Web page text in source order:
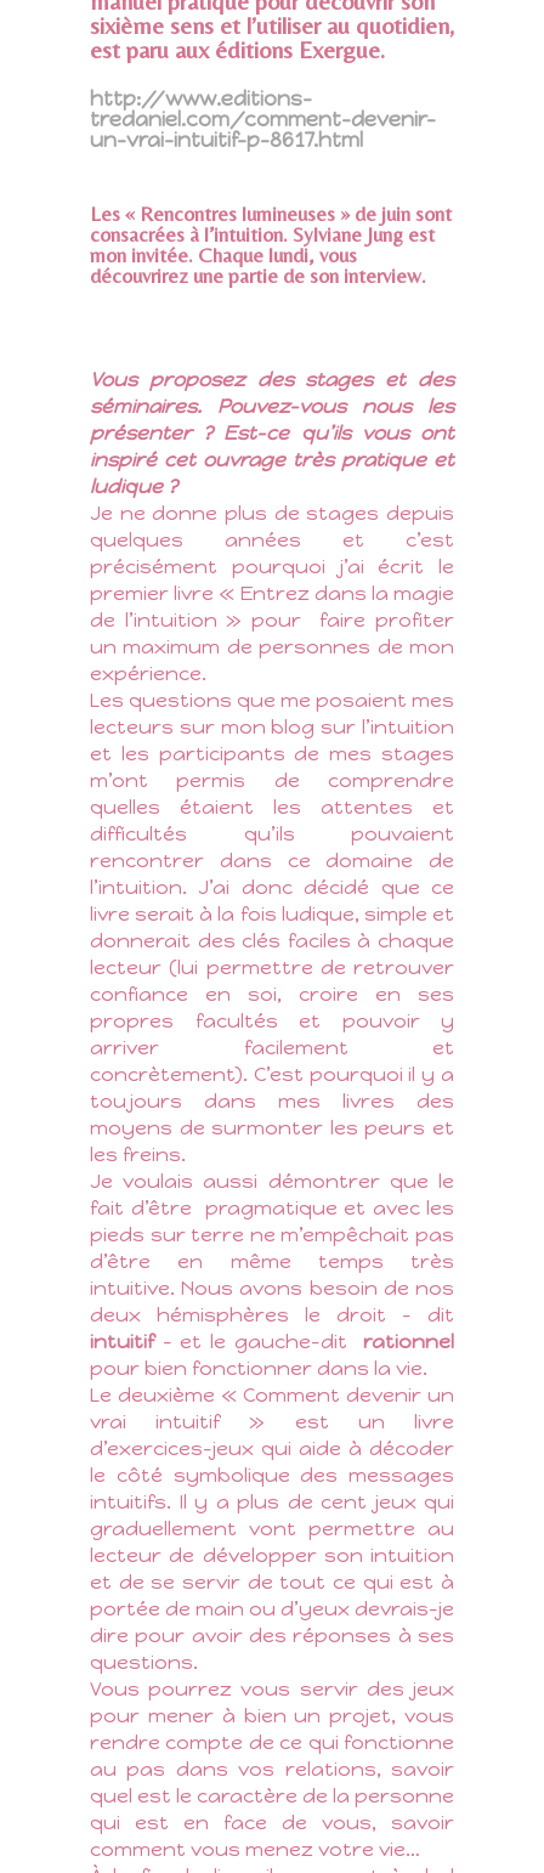
sixième sens et l’utiliser au quotidien,
est paru aux éditions Exergue.
http://www.editions-
tredaniel.com/comment-devenir-
un-vrai-intuitif-p-8617.html
Les « Rencontres lumineuses » de juin sont
consacrées à l’intuition. Sylviane Jung est
mon invitée. Chaque lundi, vous
découvrirez une partie de son interview.
Vous proposez des stages et des
séminaires. Pouvez-vous nous les
présenter ? Est-ce qu’ils vous ont
inspiré cet ouvrage très pratique et
ludique ?
Je ne donne plus de stages depuis
quelques années et c’est
précisément pourquoi j’ai écrit le
premier livre « Entrez dans la magie
de l’intuition » pour
faire profiter
un maximum de personnes de mon
expérience.
Les questions que me posaient mes
lecteurs sur mon blog sur l’intuition
et les participants de mes stages
m’ont permis de comprendre
quelles étaient les attentes et
difficultés qu’ils pouvaient
rencontrer dans ce domaine de
l’intuition. J’ai donc décidé que ce
livre serait à la fois ludique, simple et
donnerait des clés faciles à chaque
lecteur (lui permettre de retrouver
confiance en soi, croire en ses
propres facultés et pouvoir y
arriver facilement et
concrètement). C’est pourquoi il y a
toujours dans mes livres des
moyens de surmonter les peurs et
les freins.
Je voulais aussi démontrer que le
fait d’être
pragmatique et avec les
pieds sur terre ne m’empêchait pas
d’être en même temps très
intuitive. Nous avons besoin de nos
deux hémisphères le droit – dit
intuitif– et le gauche-dit
rationnel
pour bien fonctionner dans la vie.
Le deuxième « Comment devenir un
vrai intuitif » est un livre
d’exercices-jeux qui aide à décoder
le côté symbolique des messages
intuitifs. Il y a plus de cent jeux qui
graduellement vont permettre au
lecteur de développer son intuition
et de se servir de tout ce qui est à
portée de main ou d’yeux devrais-je
dire pour avoir des réponses à ses
questions.
Vous pourrez vous servir des jeux
pour mener à bien un projet, vous
rendre compte de ce qui fonctionne
au pas dans vos relations, savoir
quel est le caractère de la personne
qui est en face de vous, savoir
comment vous menez votre vie…